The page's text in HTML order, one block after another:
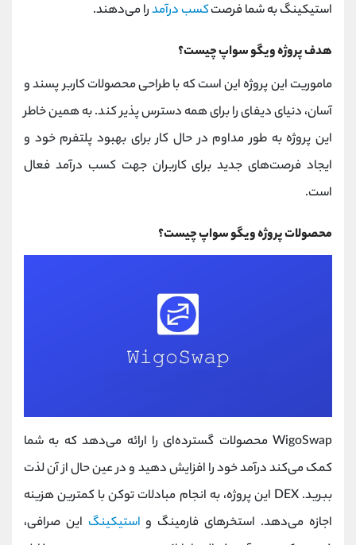
استیکینگ به شما فرصتکسب درآمدرا می‌دهند.
هدف پروژه ویگو سواپ چیست؟
ماموریت این پروژه این است که با طراحی محصولات کاربر پسند و
آسان، دنیای دیفای را برای همه دسترس پذیر کند. به همین خاطر
این پروژه به طور مداوم در حال کار برای بهبود پلتفرم خود و
ایجاد فرصت‌های جدید برای کاربران جهت کسب درآمد فعال
است.
محصولات پروژه ویگو سواپ چیست؟
WigoSwap محصولات گسترده‌ای را ارائه می‌دهد که به شما
کمک می‌کند درآمد خود را افزایش دهید و در عین حال از آن لذت
ببرید. DEX این پروژه، به انجام مبادلات توکن با کمترین هزینه
اجازه می‌دهد. استخرهای فارمینگ و استیکینگ این صرافی،